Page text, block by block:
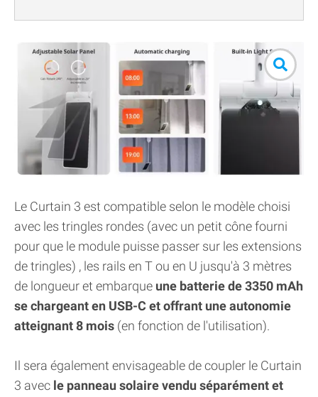
Le Curtain 3 est compatible selon le modèle choisi
avec les tringles rondes (avec un petit cône fourni
pour que le module puisse passer sur les extensions
de tringles) , les rails en T ou en U jusqu'à 3 mètres
de longueur et embarque une batterie de 3350 mAh
se chargeant en USB-C et offrant une autonomie
atteignant 8 mois (en fonction de l'utilisation).
Il sera également envisageable de coupler le Curtain
3 avec le panneau solaire vendu séparément et